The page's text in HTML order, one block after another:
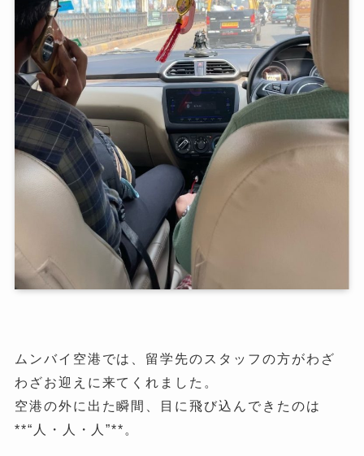
ムンバイ空港では、留学先のスタッフの方がわざ
わざお迎えに来てくれました。
空港の外に出た瞬間、目に飛び込んできたのは
**“人・人・人”**。